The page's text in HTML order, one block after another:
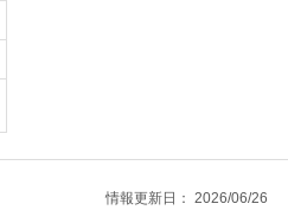
情報更新日： 2026/06/26